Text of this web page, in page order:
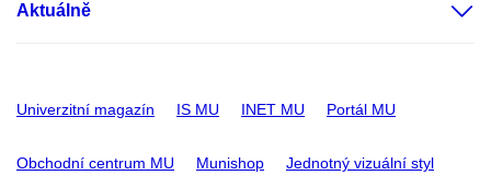
Aktuálně
Univerzitní magazín IS MU INET MU Portál MU
Obchodní centrum MU Munishop Jednotný vizuální styl